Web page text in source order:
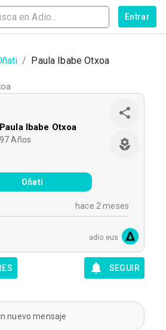
Entrar
/ Paula Ibabe Otxoa
Paula Ibabe Otxoa
97 Años
Oñati
hace 2 meses
adio.eus
SEGUIR
nuevo mensaje